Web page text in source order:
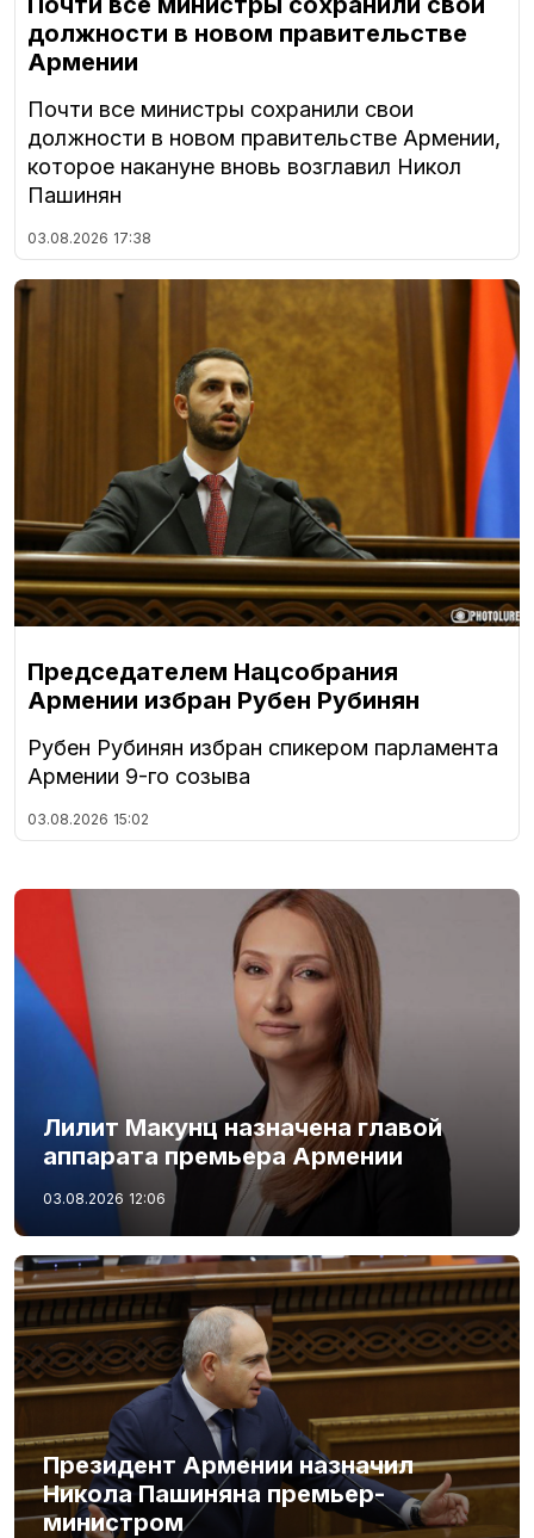
должности в новом правительстве
Армении
Почти все министры сохранили свои
должности в новом правительстве Армении,
которое накануне вновь возглавил Никол
Пашинян
03.08.2026 17:38
Председателем Нацсобрания
Армении избран Рубен Рубинян
Рубен Рубинян избран спикером парламента
Армении 9-го созыва
03.08.2026 15:02
Лилит Макунц назначена главой
аппарата премьера Армении
03.08.2026 12:06
Президент Армении назначил
Никола Пашиняна премьер-
министром